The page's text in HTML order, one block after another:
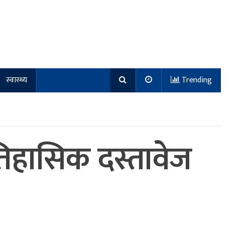
स्वास्थ्य Trending
दस्तावेज